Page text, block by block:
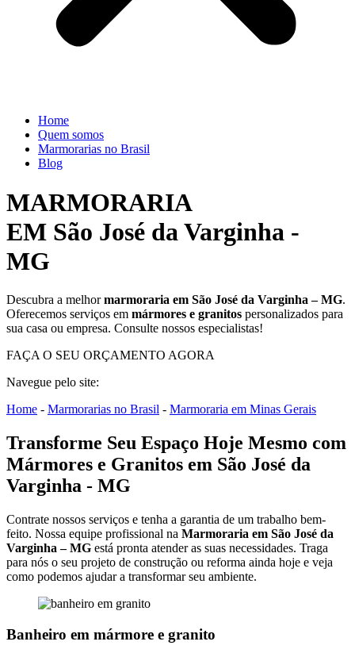
Home
Quem somos
Marmorarias no Brasil
Blog
MARMORARIA
EM São José da Varginha -
MG
Descubra a melhormarmoraria em São José da Varginha – MG.
Oferecemos serviços em mármores e granitos personalizados para
sua casa ou empresa. Consulte nossos especialistas!
FAÇA O SEU ORÇAMENTO AGORA
Navegue pelo site:
Home - Marmorarias no Brasil - Marmoraria em Minas Gerais
Transforme Seu Espaço Hoje Mesmo com
Mármores e Granitos em São José da
Varginha - MG
Contrate nossos serviços e tenha a garantia de um trabalho bem-
feito. Nossa equipe profissional na Marmoraria em São José da
Varginha – MG está pronta atender as suas necessidades. Traga
para nós o seu projeto de construção ou reforma ainda hoje e veja
como podemos ajudar a transformar seu ambiente.
Banheiro em mármore e granito